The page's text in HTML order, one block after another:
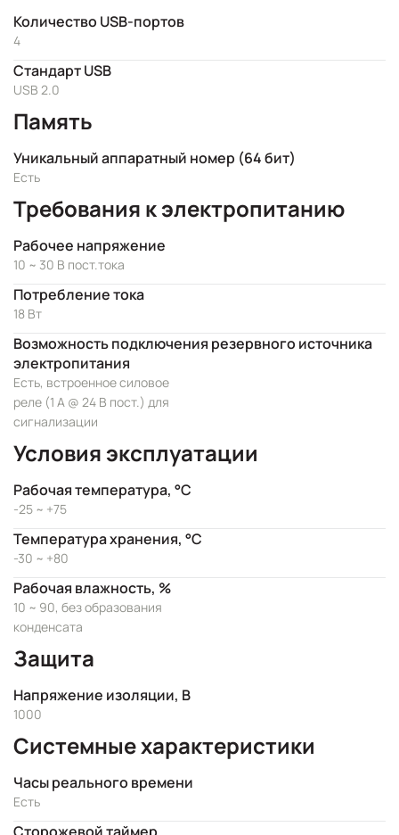
Количество USB-портов
4
Стандарт USB
USB 2.0
Память
Уникальный аппаратный номер (64 бит)
Есть
Требования к электропитанию
Рабочее напряжение
10 ~ 30 В пост.тока
Потребление тока
18 Вт
Возможность подключения резервного источника
электропитания
Есть, встроенное силовое
реле (1 А @ 24 В пост.) для
сигнализации
Условия эксплуатации
Рабочая температура, °C
-25 ~ +75
Температура хранения, °C
-30 ~ +80
Рабочая влажность, %
10 ~ 90, без образования
конденсата
Защита
Напряжение изоляции, В
1000
Системные характеристики
Часы реального времени
Есть